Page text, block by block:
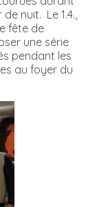
nuit. Le 1.4.,
fête de
une série
pendant les
au foyer du